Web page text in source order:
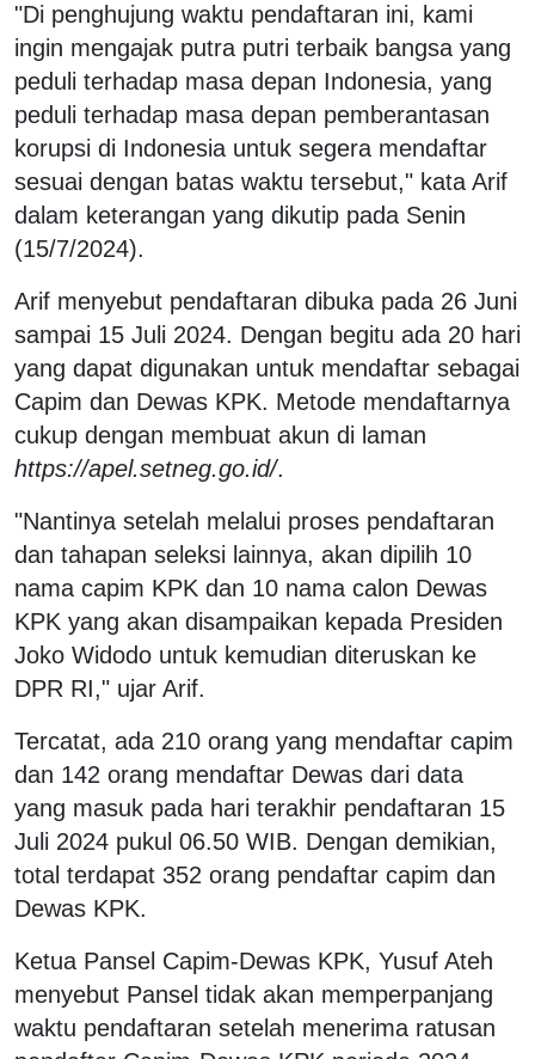
"Di penghujung waktu pendaftaran ini, kami
ingin mengajak putra putri terbaik bangsa yang
peduli terhadap masa depan Indonesia, yang
peduli terhadap masa depan pemberantasan
korupsi di Indonesia untuk segera mendaftar
sesuai dengan batas waktu tersebut," kata Arif
dalam keterangan yang dikutip pada Senin
(15/7/2024).
Arif menyebut pendaftaran dibuka pada 26 Juni
sampai 15 Juli 2024. Dengan begitu ada 20 hari
yang dapat digunakan untuk mendaftar sebagai
Capim dan Dewas KPK. Metode mendaftarnya
cukup dengan membuat akun di laman
https://apel.setneg.go.id/.
"Nantinya setelah melalui proses pendaftaran
dan tahapan seleksi lainnya, akan dipilih 10
nama capim KPK dan 10 nama calon Dewas
KPK yang akan disampaikan kepada Presiden
Joko Widodo untuk kemudian diteruskan ke
DPR RI," ujar Arif.
Tercatat, ada 210 orang yang mendaftar capim
dan 142 orang mendaftar Dewas dari data
yang masuk pada hari terakhir pendaftaran 15
Juli 2024 pukul 06.50 WIB. Dengan demikian,
total terdapat 352 orang pendaftar capim dan
Dewas KPK.
Ketua Pansel Capim-Dewas KPK, Yusuf Ateh
menyebut Pansel tidak akan memperpanjang
waktu pendaftaran setelah menerima ratusan